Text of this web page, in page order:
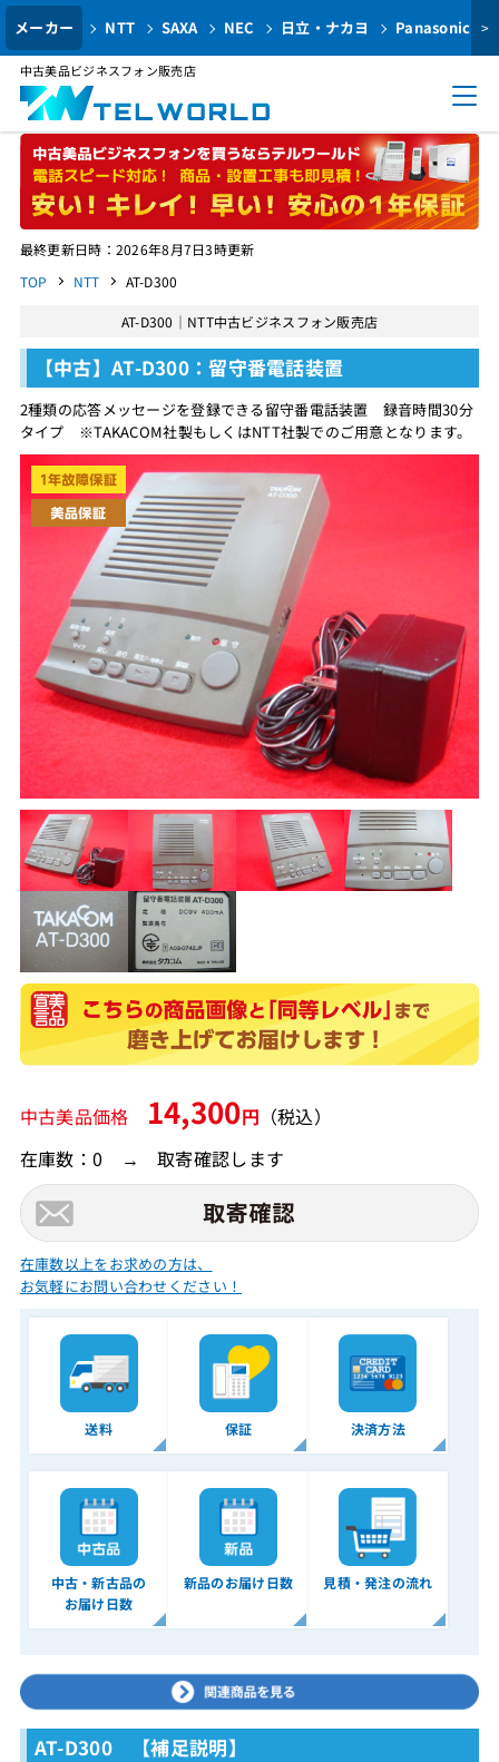
メーカー NTT SAXA NEC 日立・ナカヨ Panasonic >
中古美品ビジネスフォン販売店
最終更新日時：2026年8月7日3時更新
TOP
NTT AT-D300
AT-D300｜NTT中古ビジネスフォン販売店
【中古】AT-D300：留守番電話装置
2種類の応答メッセージを登録できる留守番電話装置 録音時間30分
タイプ ※TAKACOM社製もしくはNTT社製でのご用意となります。
中古美品価格 14,300円 （税込）
在庫数：0 → 取寄確認します
在庫数以上をお求めの方は、
お気軽にお問い合わせください！
送料 保証 決済方法
中古・新古品の
お届け日数
新品のお届け日数 見積・発注の流れ
AT-D300 【補足説明】